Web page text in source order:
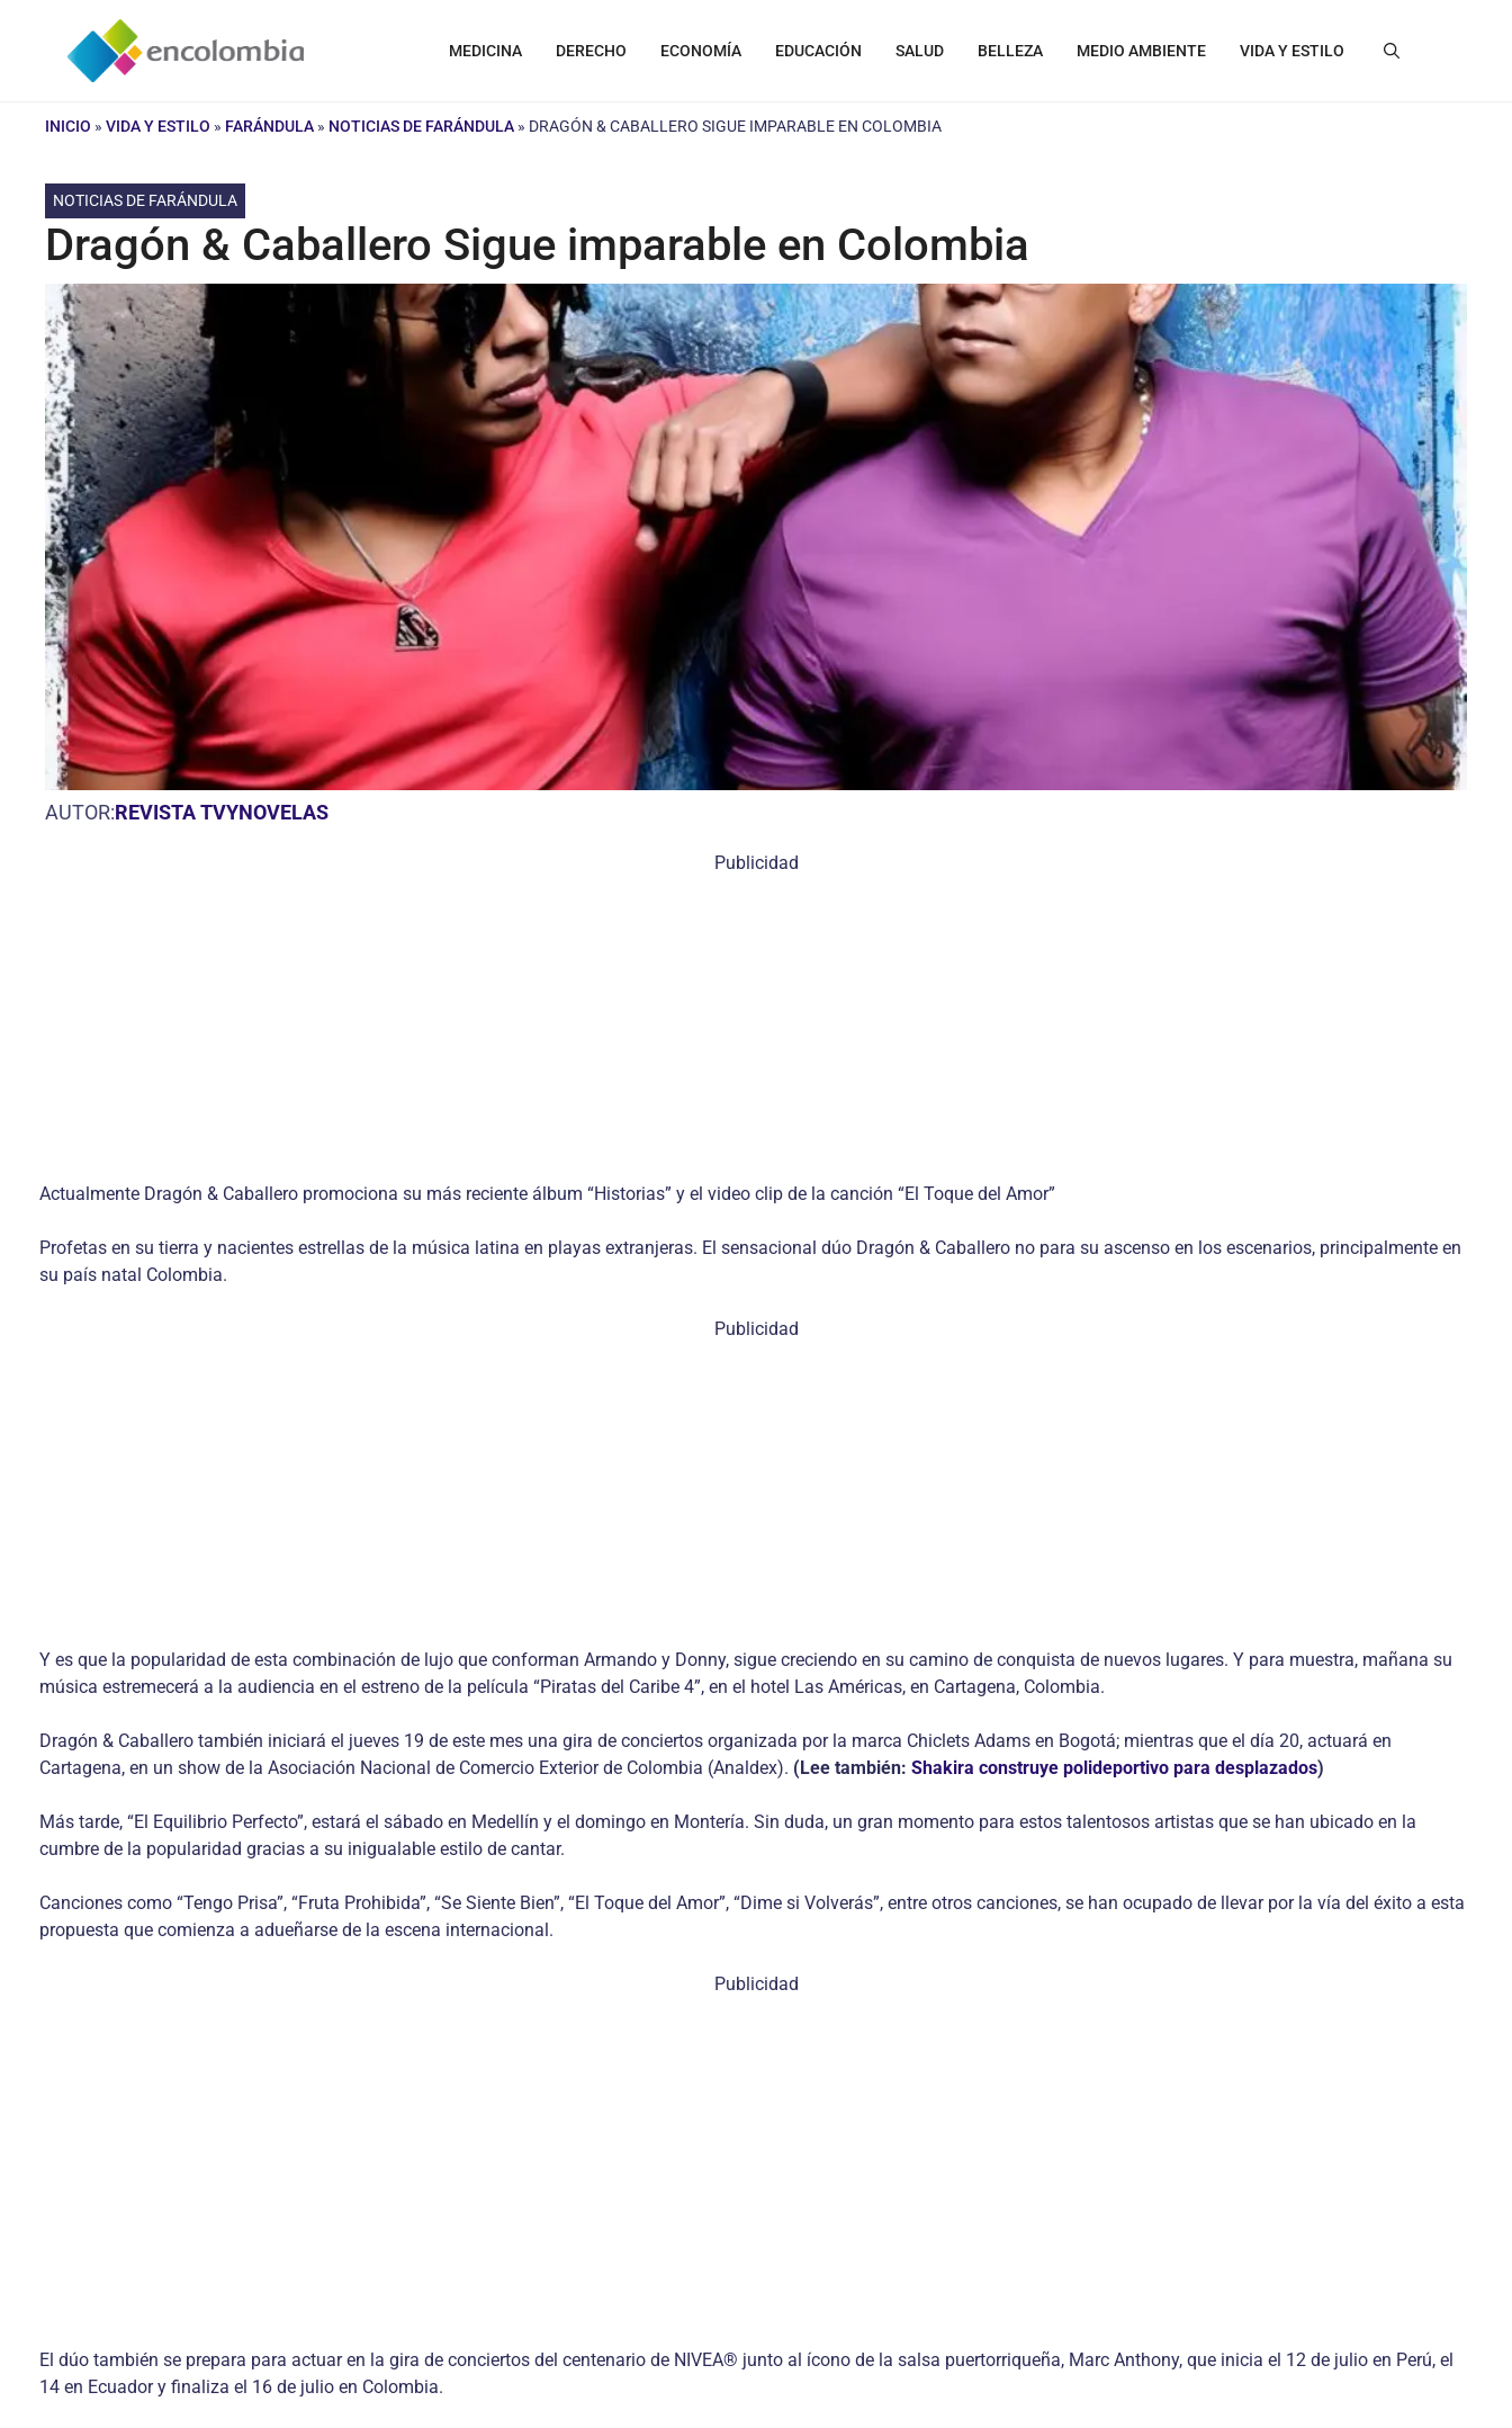
contenido
MEDICINA DERECHO ECONOMÍA EDUCACIÓN SALUD BELLEZA MEDIO AMBIENTE VIDA Y ESTILO
INICIO » VIDA Y ESTILO » FARÁNDULA » NOTICIAS DE FARÁNDULA » DRAGÓN & CABALLERO SIGUE IMPARABLE EN COLOMBIA
NOTICIAS DE FARÁNDULA
Dragón & Caballero Sigue imparable en Colombia
AUTOR:REVISTA TVYNOVELAS
Publicidad
Actualmente Dragón & Caballero promociona su más reciente álbum “Historias” y el video clip de la canción “El Toque del Amor”
Profetas en su tierra y nacientes estrellas de la música latina en playas extranjeras. El sensacional dúo Dragón & Caballero no para su ascenso en los escenarios, principalmente en
su país natal Colombia.
Publicidad
Y es que la popularidad de esta combinación de lujo que conforman Armando y Donny, sigue creciendo en su camino de conquista de nuevos lugares. Y para muestra, mañana su
música estremecerá a la audiencia en el estreno de la película “Piratas del Caribe 4”, en el hotel Las Américas, en Cartagena, Colombia.
Dragón & Caballero también iniciará el jueves 19 de este mes una gira de conciertos organizada por la marca Chiclets Adams en Bogotá; mientras que el día 20, actuará en
Cartagena, en un show de la Asociación Nacional de Comercio Exterior de Colombia (Analdex). (Lee también: Shakira construye polideportivo para desplazados)
Más tarde, “El Equilibrio Perfecto”, estará el sábado en Medellín y el domingo en Montería. Sin duda, un gran momento para estos talentosos artistas que se han ubicado en la
cumbre de la popularidad gracias a su inigualable estilo de cantar.
Canciones como “Tengo Prisa”, “Fruta Prohibida”, “Se Siente Bien”, “El Toque del Amor”, “Dime si Volverás”, entre otros canciones, se han ocupado de llevar por la vía del éxito a esta
propuesta que comienza a adueñarse de la escena internacional.
Publicidad
El dúo también se prepara para actuar en la gira de conciertos del centenario de NIVEA® junto al ícono de la salsa puertorriqueña, Marc Anthony, que inicia el 12 de julio en Perú, el
14 en Ecuador y finaliza el 16 de julio en Colombia.